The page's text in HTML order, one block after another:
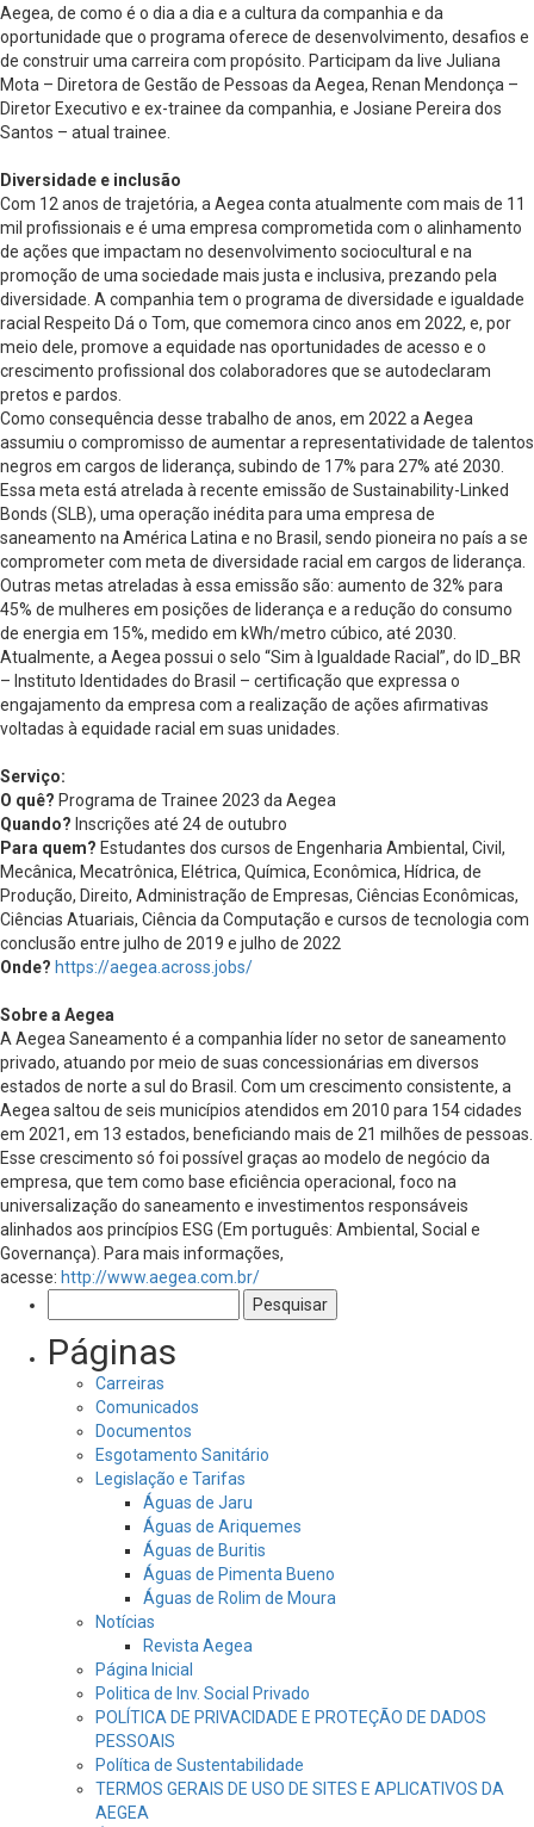
Aegea, de como é o dia a dia e a cultura da companhia e da
oportunidade que o programa oferece de desenvolvimento, desafios e
de construir uma carreira com propósito. Participam da live Juliana
Mota – Diretora de Gestão de Pessoas da Aegea, Renan Mendonça –
Diretor Executivo e ex-trainee da companhia, e Josiane Pereira dos
Santos – atual trainee.
Diversidade e inclusão
Com 12 anos de trajetória, a Aegea conta atualmente com mais de 11
mil profissionais e é uma empresa comprometida com o alinhamento
de ações que impactam no desenvolvimento sociocultural e na
promoção de uma sociedade mais justa e inclusiva, prezando pela
diversidade. A companhia tem o programa de diversidade e igualdade
racial Respeito Dá o Tom, que comemora cinco anos em 2022, e, por
meio dele, promove a equidade nas oportunidades de acesso e o
crescimento profissional dos colaboradores que se autodeclaram
pretos e pardos.
Como consequência desse trabalho de anos, em 2022 a Aegea
assumiu o compromisso de aumentar a representatividade de talentos
negros em cargos de liderança, subindo de 17% para 27% até 2030.
Essa meta está atrelada à recente emissão de Sustainability-Linked
Bonds (SLB), uma operação inédita para uma empresa de
saneamento na América Latina e no Brasil, sendo pioneira no país a se
comprometer com meta de diversidade racial em cargos de liderança.
Outras metas atreladas à essa emissão são: aumento de 32% para
45% de mulheres em posições de liderança e a redução do consumo
de energia em 15%, medido em kWh/metro cúbico, até 2030.
Atualmente, a Aegea possui o selo “Sim à Igualdade Racial”, do ID_BR
– Instituto Identidades do Brasil – certificação que expressa o
engajamento da empresa com a realização de ações afirmativas
voltadas à equidade racial em suas unidades.
Serviço:
O quê? Programa de Trainee 2023 da Aegea
Quando? Inscrições até 24 de outubro
Para quem? Estudantes dos cursos de Engenharia Ambiental, Civil,
Mecânica, Mecatrônica, Elétrica, Química, Econômica, Hídrica, de
Produção, Direito, Administração de Empresas, Ciências Econômicas,
Ciências Atuariais, Ciência da Computação e cursos de tecnologia com
conclusão entre julho de 2019 e julho de 2022
Onde? https://aegea.across.jobs/
Sobre a Aegea
A Aegea Saneamento é a companhia líder no setor de saneamento
privado, atuando por meio de suas concessionárias em diversos
estados de norte a sul do Brasil. Com um crescimento consistente, a
Aegea saltou de seis municípios atendidos em 2010 para 154 cidades
em 2021, em 13 estados, beneficiando mais de 21 milhões de pessoas.
Esse crescimento só foi possível graças ao modelo de negócio da
empresa, que tem como base eficiência operacional, foco na
universalização do saneamento e investimentos responsáveis
alinhados aos princípios ESG (Em português: Ambiental, Social e
Governança). Para mais informações,
acesse: http://www.aegea.com.br/
por:
Páginas
Carreiras
Comunicados
Documentos
Esgotamento Sanitário
Legislação e Tarifas
Águas de Jaru
Águas de Ariquemes
Águas de Buritis
Águas de Pimenta Bueno
Águas de Rolim de Moura
Notícias
Revista Aegea
Página Inicial
Politica de Inv. Social Privado
POLÍTICA DE PRIVACIDADE E PROTEÇÃO DE DADOS
PESSOAIS
Política de Sustentabilidade
TERMOS GERAIS DE USO DE SITES E APLICATIVOS DA
AEGEA